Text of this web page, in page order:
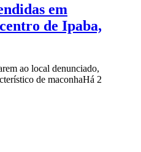
em
de Ipaba,
ao local denunciado,
de maconhaHá 2